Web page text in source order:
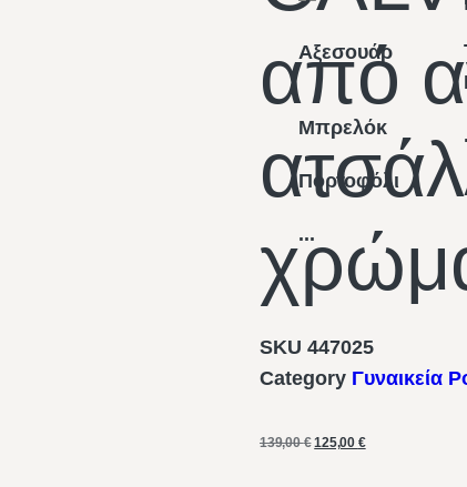
Αξεσουάρ
Μπρελόκ
Πορτοφόλι
...
από
SKU 447025
Category Γυναικεία
139,00€ 125,00 €